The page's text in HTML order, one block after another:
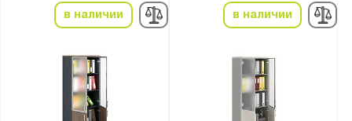
в наличии в наличии
Ширина, мм: